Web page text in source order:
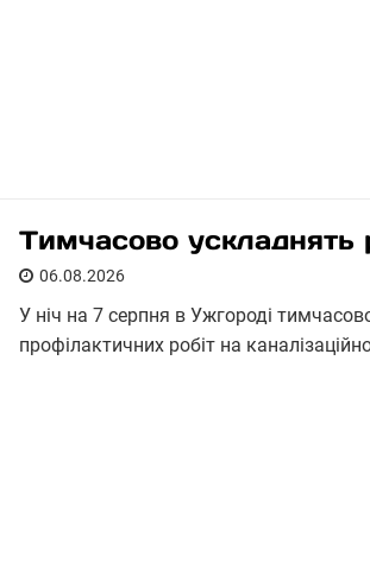
Тимчасово ускладнять
06.08.2026
У ніч на 7 серпня в Ужгороді
профілактичних робіт на